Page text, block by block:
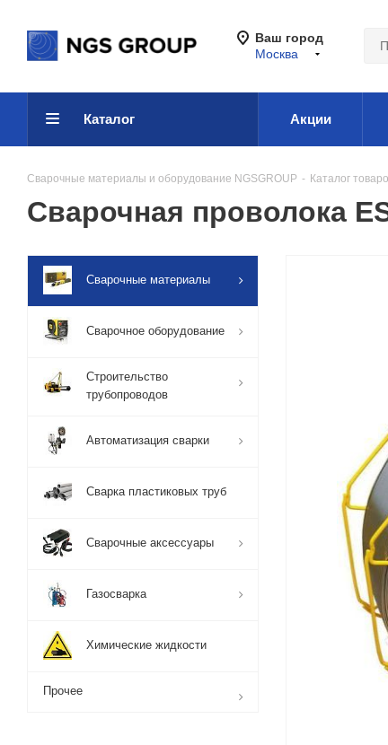
Ваш город
Москва
Каталог Акции
Сварочные материалы и оборудование NGSGROUP - Каталог
Сварочная проволока
Сварочные материалы
Сварочное оборудование
Строительство
трубопроводов
Автоматизация сварки
Сварка пластиковых труб
Сварочные аксессуары
Газосварка
Химические жидкости
Прочее